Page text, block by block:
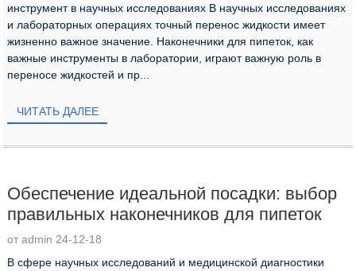
инструмент в научных исследованиях В научных исследованиях
и лабораторных операциях точный перенос жидкости имеет
жизненно важное значение. Наконечники для пипеток, как
важные инструменты в лаборатории, играют важную роль в
переносе жидкостей и пр...
ЧИТАТЬ ДАЛЕЕ
Обеспечение идеальной посадки: выбор
правильных наконечников для пипеток
от admin 24-12-18
В сфере научных исследований и медицинской диагностики